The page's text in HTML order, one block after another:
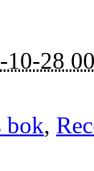
10-28
bok,